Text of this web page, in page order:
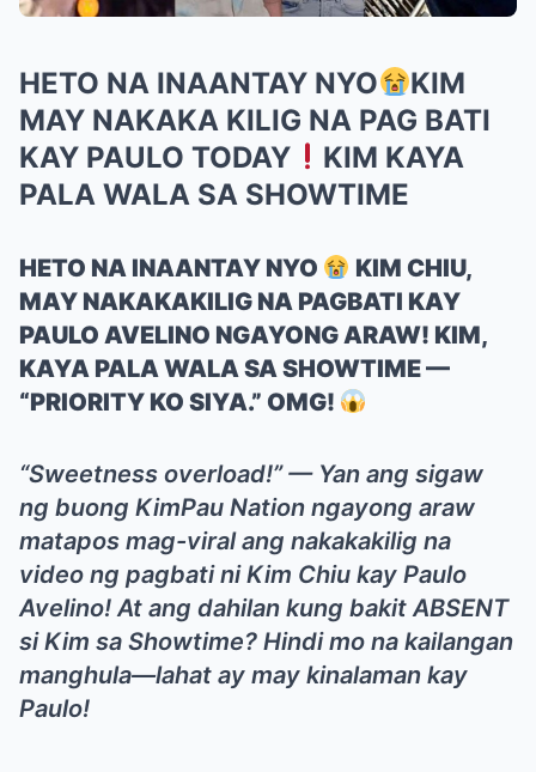
HETO NA INAANTAY NYO
KIM
MAY NAKAKA KILIG NA PAG BATI
KAY PAULO TODAY
KIM KAYA
PALA WALA SA SHOWTIME
HETO NA INAANTAY NYO
KIM CHIU,
MAY NAKAKAKILIG NA PAGBATI KAY
PAULO AVELINO NGAYONG ARAW! KIM,
KAYA PALA WALA SA SHOWTIME —
“PRIORITY KO SIYA.” OMG!
“Sweetness overload!” — Yan ang sigaw
ng buong KimPau Nation ngayong araw
matapos mag-viral ang nakakakilig na
video ng pagbati ni Kim Chiu kay Paulo
Avelino! At ang dahilan kung bakit ABSENT
si Kim sa Showtime? Hindi mo na kailangan
manghula—lahat ay may kinalaman kay
Paulo!